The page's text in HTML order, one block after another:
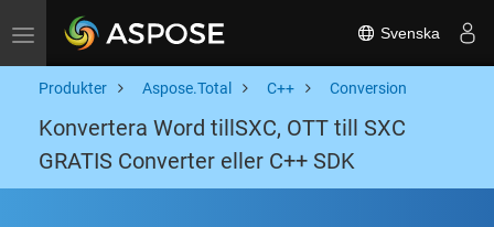
Toggle navigation Svenska
Produkter Aspose.Total C++ Conversion
Konvertera Word tillSXC, OTT till SXC
GRATIS Converter eller C++ SDK